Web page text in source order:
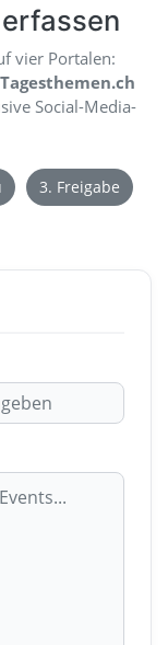
vier Portalen:
Social-Media-
3. Freigabe